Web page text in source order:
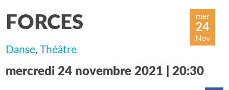
FORCES mer
24
Nov
Danse,Théâtre
mercredi 24 novembre 2021 | 20:30